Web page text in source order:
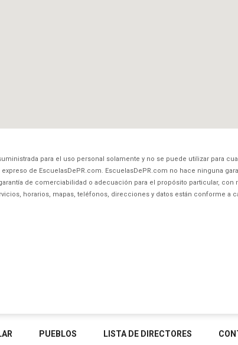
para el uso personal solamente y no se puede utilizar para
de EscuelasDePR.com. EscuelasDePR.com no hace ninguna
de comerciabilidad o adecuación para el propósito particular, con
horarios, mapas, teléfonos, direcciones y datos están conforme a
PUEBLOS LISTA DE DIRECTORES